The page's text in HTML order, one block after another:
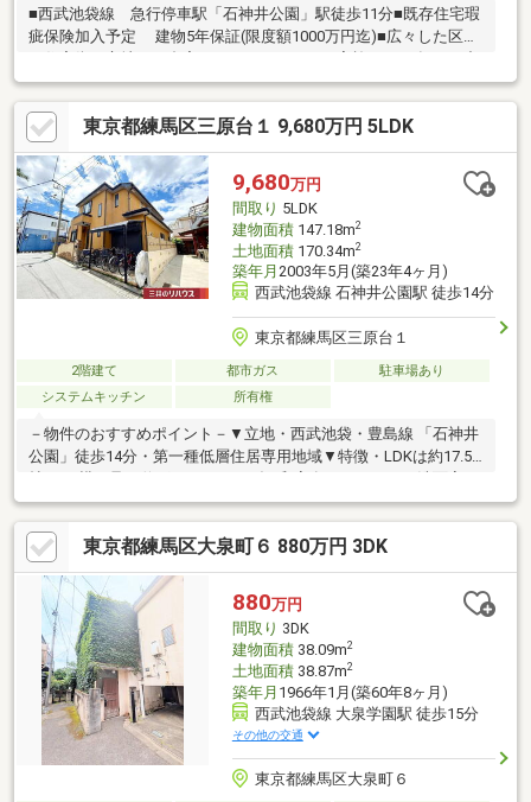
■西武池袋線 急行停車駅「石神井公園」駅徒歩11分■既存住宅瑕
疵保険加入予定 建物5年保証(限度額1000万円迄)■広々した区画
の住宅街に立地した邸宅～ リノベーション実施 2026年10月中
旬完成予定 ～＊屋根・外壁塗装 ＊玄関ドア交換 ＊クロス全
面貼替 ＊キッチン交換 ＊新規フローリング上張り ＊洗面化
粧台交換 ＊浴室交換 ＊トイレ交換 ＊給湯器交換 ＊ウォー
クインクローゼット新設 ＊キッチンカウンター新設 ＊エコカ
ラット新設など
東京都練馬区三原台１ 9,680万円 5LDK
9,680万円
間取り 5LDK
建物面積147.18m2
土地面積170.34m2
築年月 2003年5月(築23年4ヶ月)
西武池袋線 石神井公園駅 徒歩14分
東京都練馬区三原台１
2階建て 都市ガス
駐車場あり
システムキッチン
所有権
－物件のおすすめポイント－▼立地・西武池袋・豊島線 「石神井
公園」徒歩14分・第一種低層住居専用地域▼特徴・LDKは約17.5
トイレを各階に配置・主寝室は約10帖の広さ・南側にバルコニ
ー・ウッドデッキ有・カースペース有(車種制限有)▼周辺環境・
練馬区立泉新小学校 徒歩9分(約710m)・ファミリーマート三原台
一丁目店 徒歩5分(約380m)・スギ薬局練馬三原台店 徒歩6分(約
430m)■ ご希望の住まい探しをお手伝いします ━━━━━・・・
物件の詳細・ご相談はお気軽にお問い合わせください。
東京都練馬区大泉町６ 880万円 3DK
880万円
間取り 3DK
建物面積38.09m2
土地面積38.87m2
築年月 1966年1月(築60年8ヶ月)
西武池袋線 大泉学園駅 徒歩15分
その他の交通
東京都練馬区大泉町６